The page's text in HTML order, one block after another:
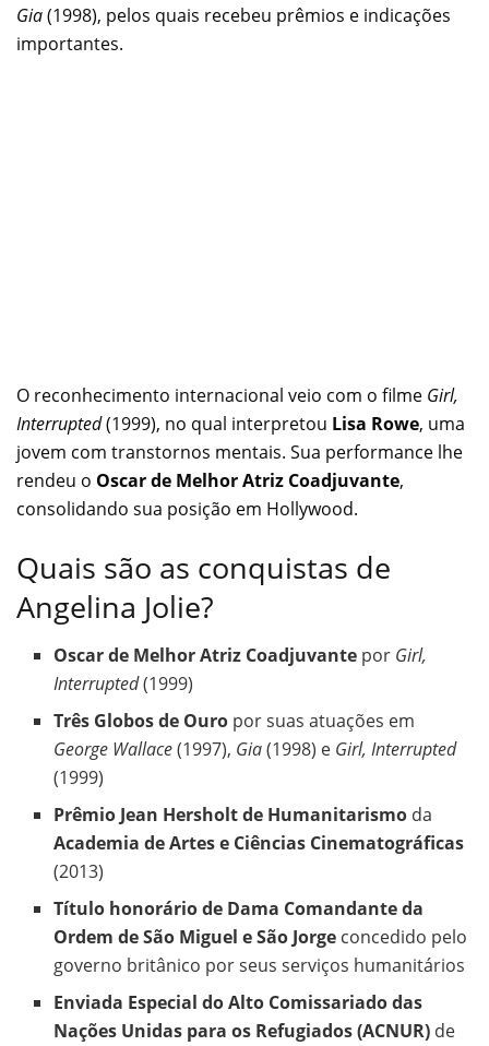
Gia(1998), pelos quais recebeu prêmios e indicações
importantes.
O reconhecimento internacional veio com o filme Girl,
Interrupted(1999), no qual interpretou Lisa Rowe, uma
jovem com transtornos mentais. Sua performance lhe
rendeu o Oscar de Melhor Atriz Coadjuvante,
consolidando sua posição em Hollywood.
Quais são as conquistas de
Angelina Jolie?
Oscar de Melhor Atriz Coadjuvante por Girl,
Interrupted(1999)
Três Globos de Ouro por suas atuações em
George Wallace(1997), Gia(1998) e Girl, Interrupted
(1999)
Prêmio Jean Hersholt de Humanitarismo da
Academia de Artes e Ciências Cinematográficas
(2013)
Título honorário de Dama Comandante da
Ordem de São Miguel e São Jorge concedido pelo
governo britânico por seus serviços humanitários
Enviada Especial do Alto Comissariado das
Nações Unidas para os Refugiados (ACNUR) de